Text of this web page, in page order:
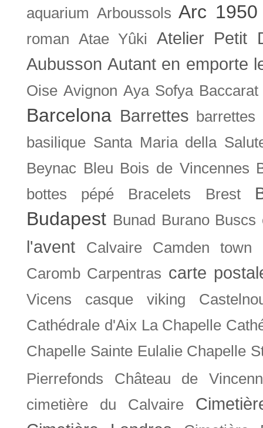
aquarium Arboussols Arc 1950
roman Atae Yûki
Atelier Petit
Aubusson Autant en emporte
Oise Avignon Aya Sofya Baccarat
Barcelona Barrettes barrettes
basilique Santa Maria della
Beynac Bleu Bois de Vincennes
bottes pépé
Bracelets Brest
Budapest Bunad Burano Buscs
l'avent Calvaire Camden town
Caromb Carpentras carte
Vicens casque viking
Cathédrale d'Aix La Chapelle
Chapelle Sainte Eulalie Chapelle
Pierrefonds
Château de
cimetière du Calvaire